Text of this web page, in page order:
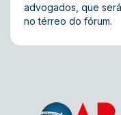
advogados, que
no térreo do fórum.